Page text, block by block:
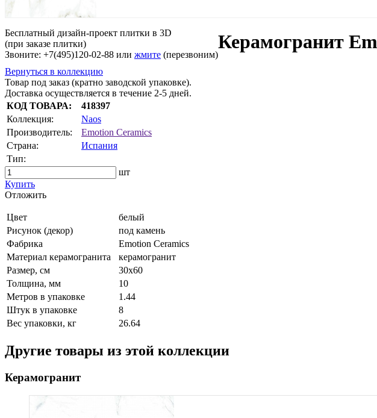
Бесплатный дизайн-проект плитки в 3D
(при заказе плитки)
Звоните: +7(495)120-02-88 или жмите (перезвоним)
Керамогранит
Вернуться в коллекцию
Товар под заказ (кратно заводской упаковке).
Доставка осуществляется в течение 2-5 дней.
КОД ТОВАРА:
418397
Коллекция:
Naos
Производитель:
Emotion Ceramics
Страна:
Испания
Тип:
шт
Купить
Oтложить
Цвет
белый
Рисунок (декор)
под камень
Фабрика
Emotion Ceramics
Материал керамогранита
керамогранит
Размер, см
30x60
Толщина, мм
10
Метров в упаковке
1.44
Штук в упаковке
8
Вес упаковки, кг
26.64
Другие товары из этой коллекции
Керамогранит